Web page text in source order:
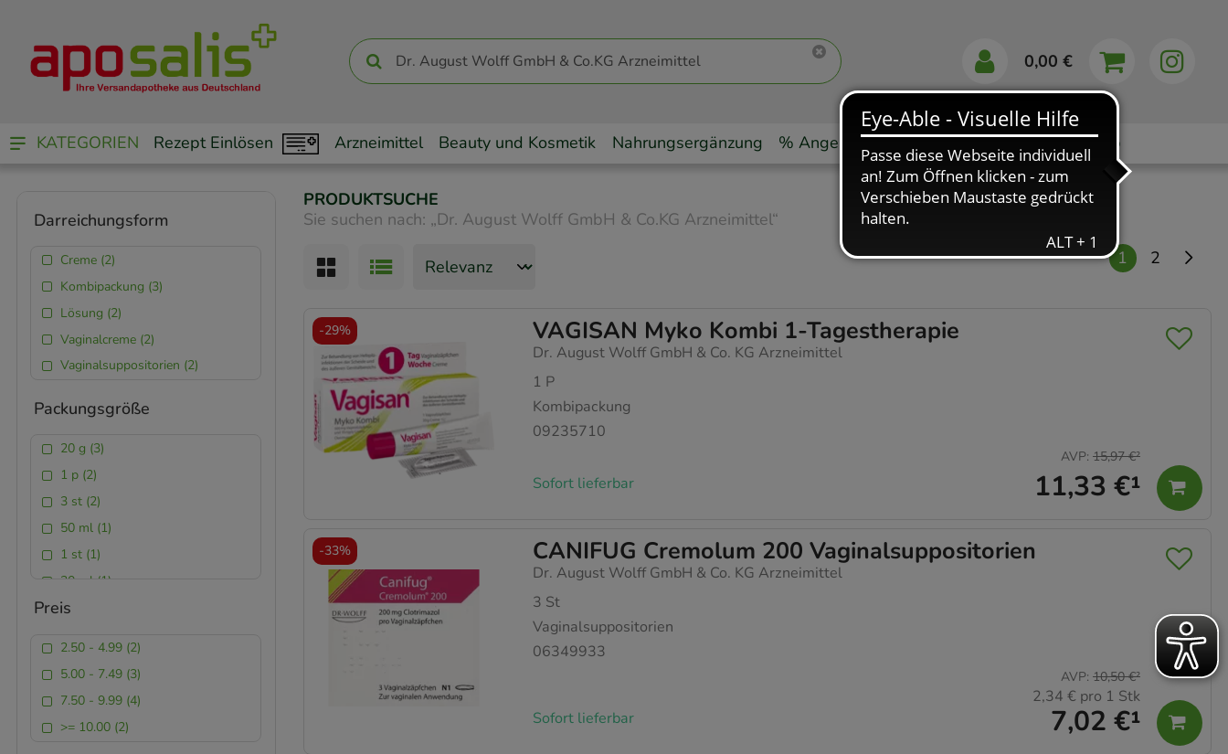
0,00 €
KATEGORIEN Rezept Einlösen Arzneimittel Beauty und Kosmetik Nahrungsergänzung % Angebote Markenshops Ratgeber App
PRODUKTSUCHE
Sie suchen nach: „Dr. August Wolff GmbH & Co.KG Arzneimittel“
1
2
VAGISAN Myko Kombi 1-Tagestherapie
Dr. August Wolff GmbH & Co. KG Arzneimittel
1 P
Kombipackung
09235710
Sofort lieferbar 11,33 €¹
AVP: 15,97 €²
-29%
CANIFUG Cremolum 200 Vaginalsuppositorien
Dr. August Wolff GmbH & Co. KG Arzneimittel
3 St
Vaginalsuppositorien
06349933
Sofort lieferbar 7,02 €¹
AVP: 10,50 €²
2,34 € pro 1 Stk
-33%
Darreichungsform
Creme (2)
Kombipackung (3)
Lösung (2)
Vaginalcreme (2)
Vaginalsuppositorien (2)
Packungsgröße
20 g (3)
1 p (2)
3 st (2)
50 ml (1)
1 st (1)
30 ml (1)
50 g (1)
Preis
2.50 - 4.99 (2)
5.00 - 7.49 (3)
7.50 - 9.99 (4)
>= 10.00 (2)